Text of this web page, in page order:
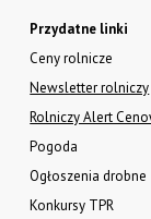
Przydatne linki
Ceny rolnicze
Newsletter rolniczy
Rolniczy Alert
Pogoda
Ogłoszenia drobne
Konkursy TPR